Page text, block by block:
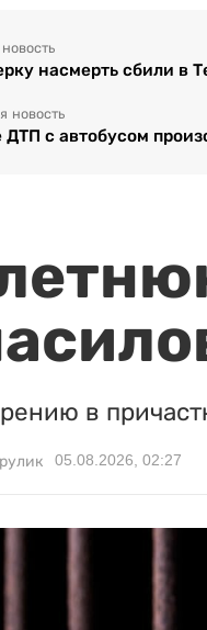
насмерть сбили в
новость
ДТП с автобусом
в
05.08.2026, 02:27